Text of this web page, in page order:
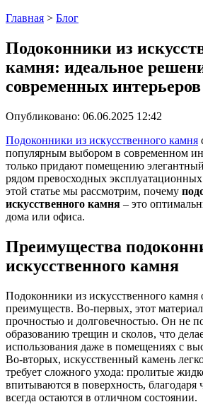
Главная > Блог
Подоконники из
камня: идеальное
современных интерьеров
Опубликовано: 06.06.2025 12:42
Подоконники из искусственного камня
популярным выбором в современном
только придают помещению
рядом превосходных
этой статье мы рассмотрим, почему
искусственного камня – это
дома или офиса.
Преимущества
искусственного камня
Подоконники из искусственного
преимуществ. Во-первых, этот
прочностью и долговечностью. Он не
образованию трещин и сколов, что
использования даже в помещениях с
Во-вторых, искусственный камень
требует сложного ухода: пролитые
впитываются в поверхность, благодаря
всегда остаются в отличном состоянии.